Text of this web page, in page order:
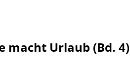
macht Urlaub (Bd. 4)